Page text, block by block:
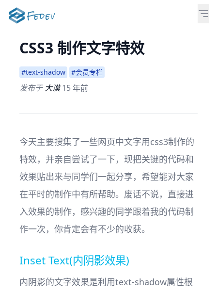
CSS3 制作文字特效
#text-shadow #会员专栏
发布于大漠15 年前
今天主要搜集了一些网页中文字用css3制作的
特效，并亲自尝试了一下，现把关键的代码和
效果贴出来与同学们一起分享，希望能对大家
在平时的制作中有所帮助。废话不说，直接进
入效果的制作，感兴趣的同学跟着我的代码制
作一次，你肯定会有不少的收获。
Inset Text(内阴影效果)
内阴影的文字效果是利用text-shadow属性根